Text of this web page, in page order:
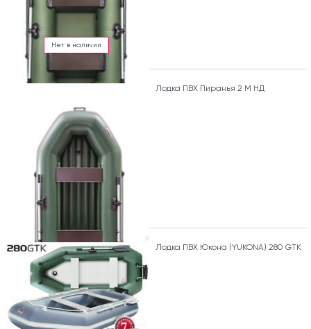
Нет в наличии
Лодка ПВХ Пиранья 2 М НД
Лодка ПВХ Юкона (YUKONA) 280 GTK